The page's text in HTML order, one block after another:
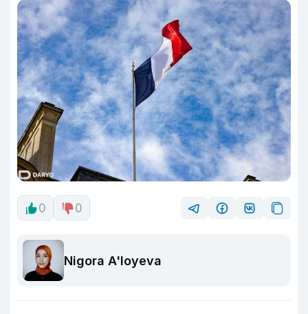
0 0
Nigora A'loyeva